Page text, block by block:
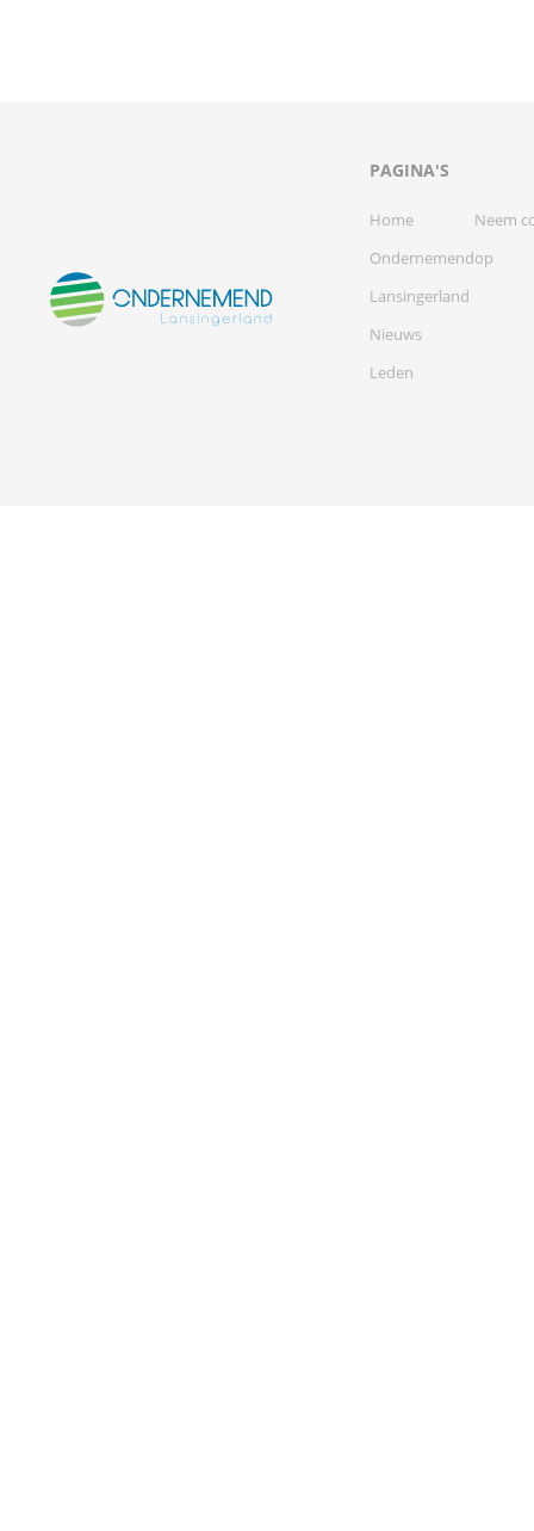
PAGINA'S
Home
Ondernemend
Lansingerland
Nieuws
Leden
Neem
op